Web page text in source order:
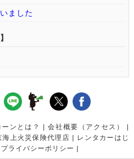
ました
ーンとは？ |会社概要（アクセス）
|
海上火災保険代理店 | レンタカーはじ
プライバシーポリシー |